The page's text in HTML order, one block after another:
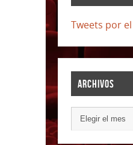
Tweets por
ARCHIVOS